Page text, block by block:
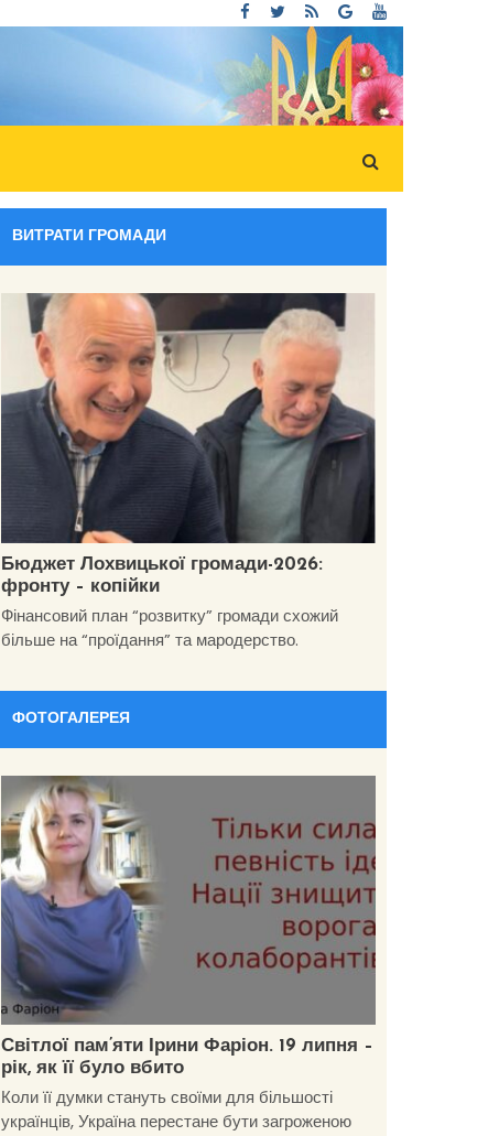
ВИТРАТИ ГРОМАДИ
Бюджет Лохвицької громади-2026:
фронту – копійки
Фінансовий план “розвитку” громади схожий
більше на “проїдання” та мародерство.
ФОТОГАЛЕРЕЯ
Світлої пам’яти Ірини Фаріон. 19 липня –
рік, як її було вбито
Коли її думки стануть своїми для більшості
українців, Україна перестане бути загроженою